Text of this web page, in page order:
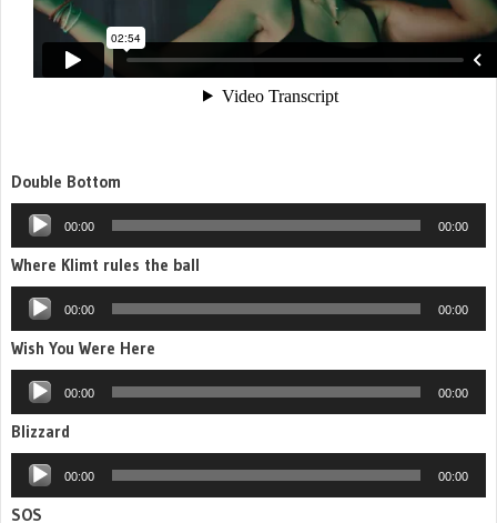
Double Bottom
Аудиоплеер
00:00 00:00
Where Klimt rules the ball
Аудиоплеер
00:00 00:00
Wish You Were Here
Аудиоплеер
00:00 00:00
Blizzard
Аудиоплеер
00:00 00:00
SOS